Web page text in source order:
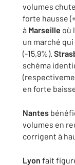
volumes
forte hausse
à Marseille où
un marché
(-15,9%).
schéma
en forte
Nantes
volumes en
corrigent à
Lyon fait